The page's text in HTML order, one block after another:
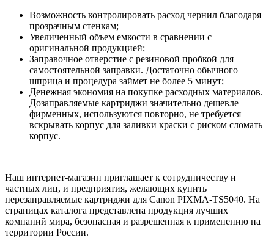
Возможность контролировать расход чернил благодаря
прозрачным стенкам;
Увеличенный объем емкости в сравнении с
оригинальной продукцией;
Заправочное отверстие с резиновой пробкой для
самостоятельной заправки. Достаточно обычного
шприца и процедура займет не более 5 минут;
Денежная экономия на покупке расходных материалов.
Дозаправляемые картриджи значительно дешевле
фирменных, используются повторно, не требуется
вскрывать корпус для заливки краски с риском сломать
корпус.
Наш интернет-магазин приглашает к сотрудничеству и
частных лиц, и предприятия, желающих купить
перезаправляемые картриджи для Canon PIXMA-TS5040. На
страницах каталога представлена продукция лучших
компаний мира, безопасная и разрешенная к применению на
территории России.